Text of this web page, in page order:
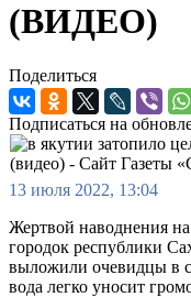
(ВИДЕО)
Поделиться
Подписаться на
13 июля 2022, 13:04
Жертвой наводнения
городок республики
выложили очевидцы в
вода легко уносит